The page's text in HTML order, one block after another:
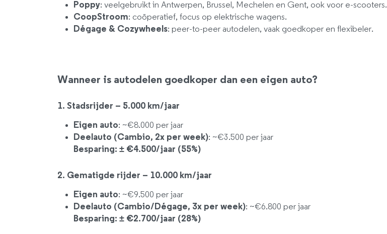
Poppy: veelgebruikt in Antwerpen, Brussel, Mechelen en Gent, ook voor e-scooters.
CoopStroom: coöperatief, focus op elektrische wagens.
Dégage & Cozywheels: peer-to-peer autodelen, vaak goedkoper en flexibeler.
Wanneer is autodelen goedkoper dan een eigen auto?
1. Stadsrijder – 5.000 km/jaar
Eigen auto: ~€8.000 per jaar
Deelauto (Cambio, 2x per week): ~€3.500 per jaar
Besparing: ± €4.500/jaar (55%)
2. Gematigde rijder – 10.000 km/jaar
Eigen auto: ~€9.500 per jaar
Deelauto (Cambio/Dégage, 3x per week): ~€6.800 per jaar
Besparing: ± €2.700/jaar (28%)